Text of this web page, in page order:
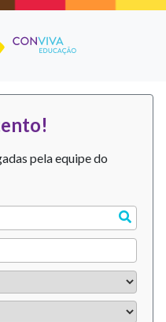
pela equipe do